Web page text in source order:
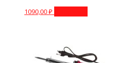
1090,00₽